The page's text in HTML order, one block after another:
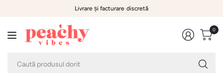
Livrare și facturare discretă
0